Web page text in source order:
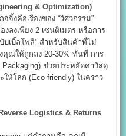
& Optimization)
จิ้งคือเรื่องของ “วิศวกรรม”
ลงเพียง 2 เซนติเมตร หรือการ
บเบิ้ลโพลี” สำหรับสินค้าที่ไม่
คุณให้ถูกลง 20-30% ทันที การ
ช่วยประหยัดค่าวัสดุ
ห้โลก (Eco-friendly) ในคราว
Logistics & Returns